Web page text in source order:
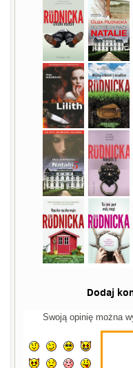
Dodaj
Swoją opinię można